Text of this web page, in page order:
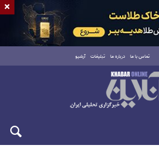
تماس با ما درباره ما تبلیغات آرشیو
×